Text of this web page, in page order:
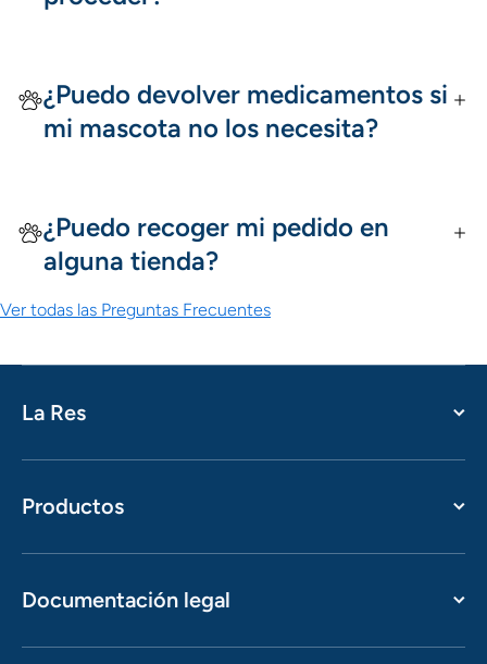
¿Puedo devolver medicamentos si
mi mascota no los necesita?
¿Puedo recoger mi pedido en
alguna tienda?
Ver todas las Preguntas Frecuentes
La Res
Productos
Documentación legal